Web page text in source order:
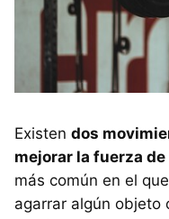
Existen dos
mejorar la fuerza de
más común en el
agarrar algún objeto